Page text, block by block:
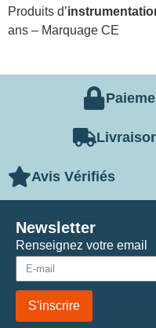
Produits d’
ans – Marquage CE
Avis Vérifiés
Renseignez votre email
S'inscrire
Newsletter